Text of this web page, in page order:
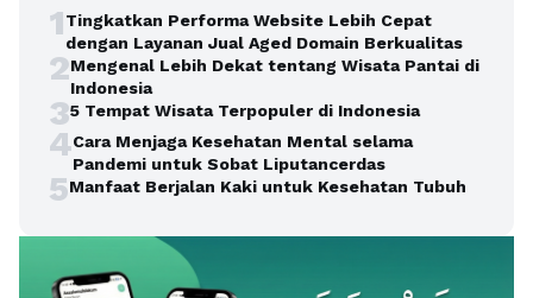
1Tingkatkan Performa Website Lebih Cepat
dengan Layanan Jual Aged Domain Berkualitas
2Mengenal Lebih Dekat tentang Wisata Pantai di
Indonesia
35 Tempat Wisata Terpopuler di Indonesia
4Cara Menjaga Kesehatan Mental selama
Pandemi untuk Sobat Liputancerdas
5Manfaat Berjalan Kaki untuk Kesehatan Tubuh